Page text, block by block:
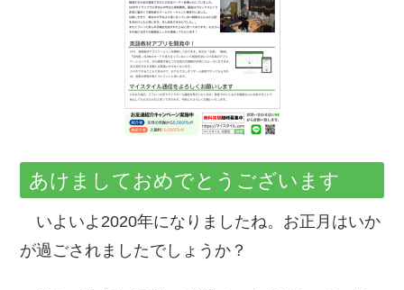
あけましておめでとうございます
いよいよ2020年になりましたね。お正月はいか
が過ごされましたでしょうか？